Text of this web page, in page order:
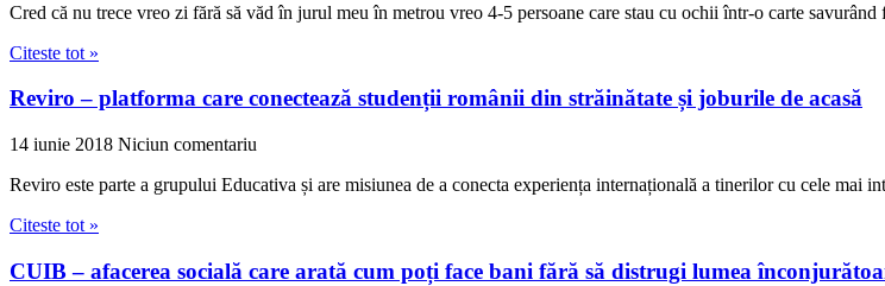
Cred că nu trece vreo zi fără să văd în jurul meu în metrou vreo 4-5 persoane care stau cu ochii într-o carte savurând
Citeste tot »
Reviro – platforma care conectează studenții românii din străinătate și joburile de acasă
14 iunie 2018 Niciun comentariu
Reviro este parte a grupului Educativa și are misiunea de a conecta experiența internațională a tinerilor cu cele mai
Citeste tot »
CUIB – afacerea socială care arată cum poți face bani fără să distrugi lumea